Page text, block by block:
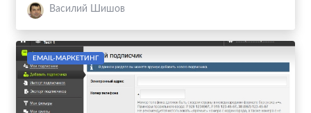
Василий Шишов
EMAIL-МАРКЕТИНГ